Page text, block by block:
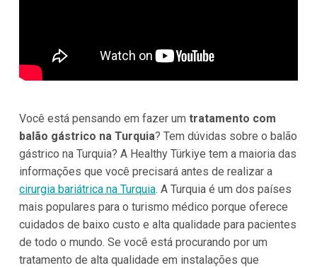
Você está pensando em fazer um tratamento com
balão gástrico na Turquia? Tem dúvidas sobre o balão
gástrico na Turquia? A Healthy Türkiye tem a maioria das
informações que você precisará antes de realizar a
cirurgia bariátrica na Turquia. A Turquia é um dos países
mais populares para o turismo médico porque oferece
cuidados de baixo custo e alta qualidade para pacientes
de todo o mundo. Se você está procurando por um
tratamento de alta qualidade em instalações que